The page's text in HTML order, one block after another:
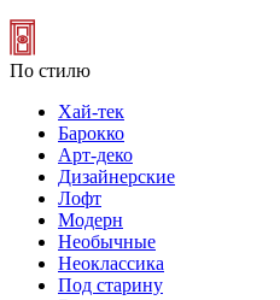
По стилю
Хай-тек
Барокко
Арт-деко
Дизайнерские
Лофт
Модерн
Необычные
Неоклассика
Под старину